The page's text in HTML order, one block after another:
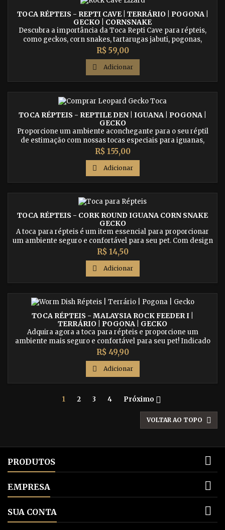
TOCA RÉPTEIS - REPTI CAVE | TERRÁRIO | POGONA |
GECKO | CORNSNAKE
Descubra a importância da Toca Repti Cave para répteis,
como geckos, corn snakes, tartarugas jabuti, pogonas,
iguanas, jiboias e outros. Encontre uma toca de qualidade
que oferece abrigo e segurança para o seu réptil. Explore
nossa variedade de opções e proporcione um ambiente
ideal.
Preço
R$ 59,00
 Adicionar
TOCA RÉPTEIS - REPTILE DEN | IGUANA | POGONA |
GECKO
Proporcione um ambiente aconchegante para o seu réptil
de estimação com nossas tocas especiais para iguanas,
pogonas, geckos e outros. Feitas com materiais de
qualidade, nossas tocas são duráveis e resistentes. Compre
agora e ofereça o melhor para o seu réptil.
Preço
R$ 155,00
 Adicionar
TOCA RÉPTEIS - CORK ROUND IGUANA CORN SNAKE
GECKO
A toca para répteis é um item essencial para proporcionar
um ambiente seguro e confortável para seu pet. Com design
atrativo e materiais de qualidade, essa toca é perfeita para
diversos tipos de répteis, como cobras e lagartos. Compre
agora e proporcione um lugar aconchegante para o seu pet.
Preço
R$ 14,50
 Adicionar
TOCA RÉPTEIS - MALAYSIA ROCK FEEDER I |
TERRÁRIO | POGONA | GECKO
Adquira agora a toca para répteis e proporcione um
ambiente mais seguro e confortável para seu pet! Indicado
para cobras, iguanas, geckos, pogonas, corn snakes e muitos
outros répteis. Compre já na nossa loja online.
Preço
R$ 49,90
 Adicionar
1 2 3 4 Próximo 
VOLTAR AO TOPO 
PRODUTOS 
EMPRESA 
SUA CONTA
